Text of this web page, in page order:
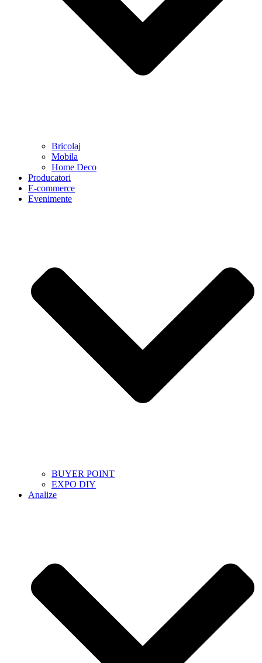
Bricolaj
Mobila
Home Deco
Producatori
E-commerce
Evenimente
BUYER POINT
EXPO DIY
Analize